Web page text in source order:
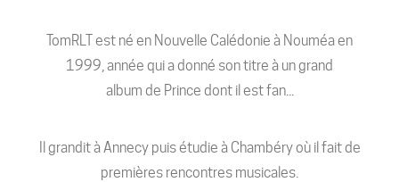
TomRLT est né en Nouvelle Calédonie à Nouméa en
1999, année qui a donné son titre à un grand
album de Prince dont il est fan...
Il grandit à Annecy puis étudie à Chambéry où il fait de
premières rencontres musicales.